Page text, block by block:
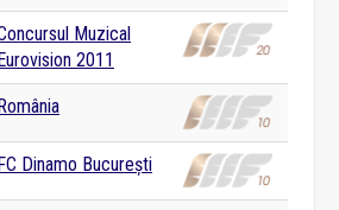
Muzical
2011
Dinamo București